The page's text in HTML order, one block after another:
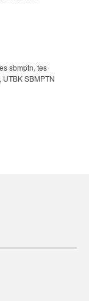
sbmptn, tes
, UTBK SBMPTN